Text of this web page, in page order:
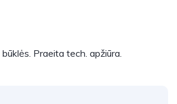
Praeita tech. apžiūra.